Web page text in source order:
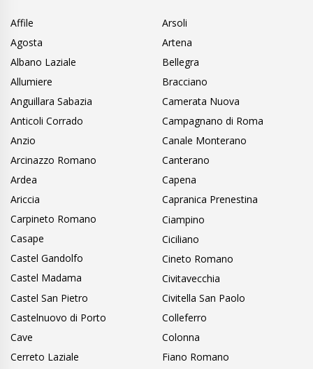
Affile
Agosta
Albano Laziale
Allumiere
Anguillara Sabazia
Anticoli Corrado
Anzio
Arcinazzo Romano
Ardea
Ariccia
Arsoli
Artena
Bellegra
Bracciano
Camerata Nuova
Campagnano di Roma
Canale Monterano
Canterano
Capena
Capranica Prenestina
Carpineto Romano
Casape
Castel Gandolfo
Castel Madama
Castel San Pietro
Castelnuovo di Porto
Cave
Cerreto Laziale
Ciampino
Ciciliano
Cineto Romano
Civitavecchia
Civitella San Paolo
Colleferro
Colonna
Fiano Romano